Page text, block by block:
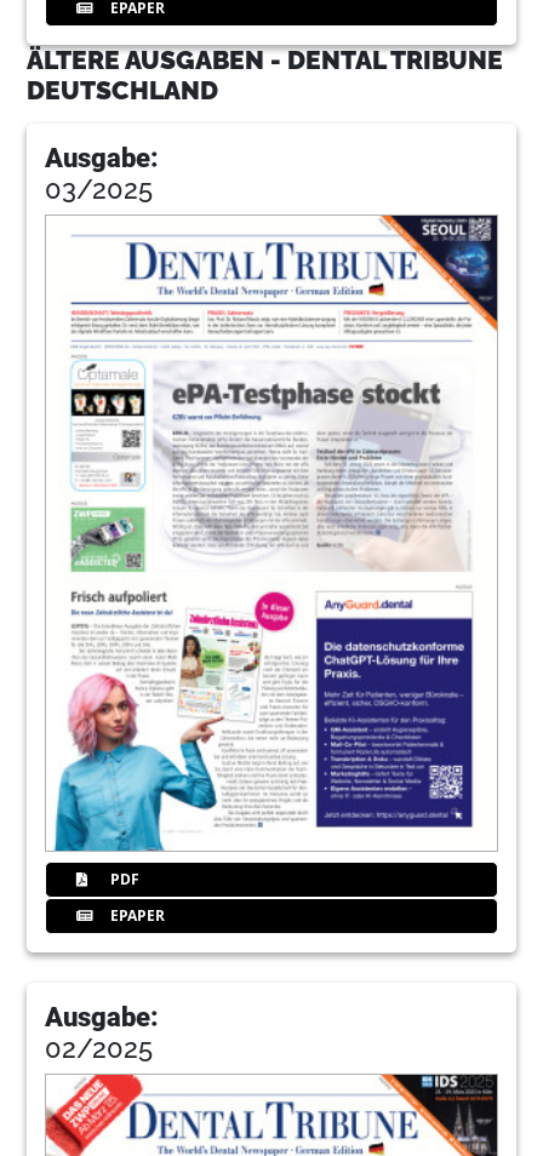
EPAPER
ÄLTERE AUSGABEN - DENTAL TRIBUNE
DEUTSCHLAND
Ausgabe:
03/2025
PDF
EPAPER
Ausgabe:
02/2025